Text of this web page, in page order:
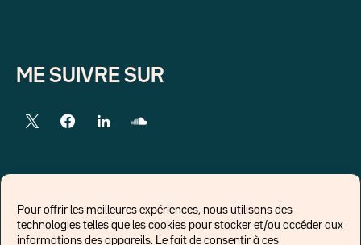
Pour offrir les meilleures expériences, nous utilisons des
technologies telles que les cookies pour stocker et/ou accéder aux
informations des appareils. Le fait de consentir à ces
ME SUIVRE SUR
LIENS EXTERNES
Chroniques pour Forbes